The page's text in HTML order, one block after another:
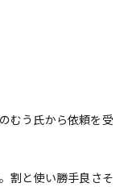
むう氏から依頼を受
割と使い勝手良さそ